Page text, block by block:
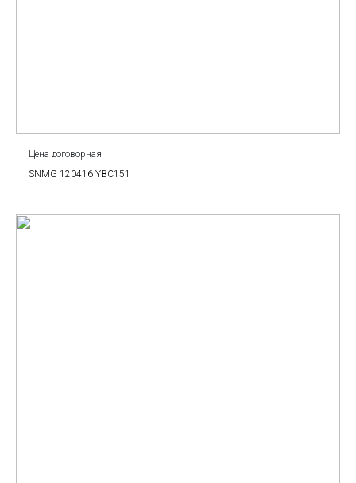
Цена договорная
SNMG 120416 YBC151